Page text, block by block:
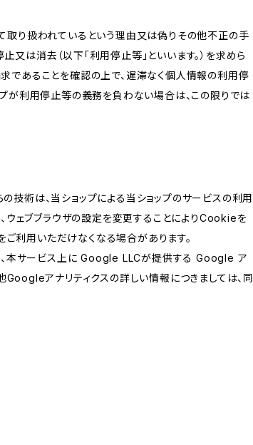
取り扱われているという理由又は偽りその他不正の手
は消去（以下「利用停止等」といいます。）を求めら
であることを確認の上で、遅滞なく個人情報の利用停
が利用停止等の義務を負わない場合は、この限りでは
技術は、当ショップによる当ショップのサービスの利用
ェブブラウザの設定を変更することによりCookieを
利用いただけなくなる場合があります。
、本サービス上に Google LLCが提供する Google ア
アナリティクスの詳しい情報につきましては、同